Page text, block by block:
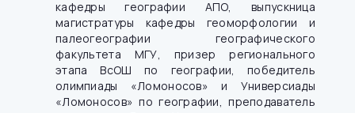
кафедры географии АПО, выпускница
магистратуры кафедры геоморфологии и
палеогеографии географического
факультета МГУ, призер регионального
этапа ВсОШ по географии, победитель
олимпиады «Ломоносов» и Универсиады
«Ломоносов» по географии, преподаватель